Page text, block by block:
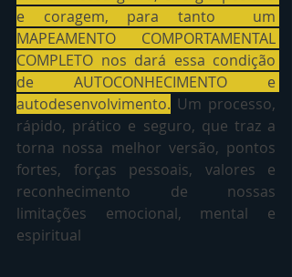
e coragem, para tanto  um
MAPEAMENTO COMPORTAMENTAL
COMPLETO nos dará essa condição
de AUTOCONHECIMENTO e
autodesenvolvimento. Um processo,
rápido, prático e seguro, que traz a
torna nossa melhor versão, pontos
fortes, forças pessoais, valores e
reconhecimento de nossas
limitações emocional, mental e
espiritual